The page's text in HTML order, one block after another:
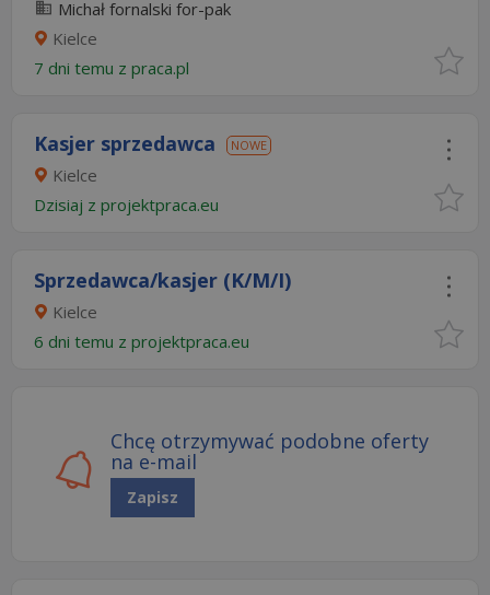
Michał fornalski for-pak
Kielce
7 dni temu z praca.pl
Kasjer sprzedawca NOWE
Kielce
Dzisiaj z projektpraca.eu
Sprzedawca/kasjer (K/M/I)
Kielce
6 dni temu z projektpraca.eu
Chcę otrzymywać podobne oferty
na e-mail
Zapisz